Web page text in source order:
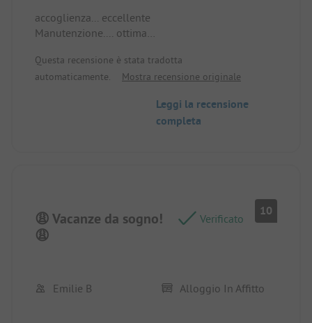
accoglienza... eccellente
Manutenzione.... ottima
Proprietari e personale molto cordiali.
Torneremo, se possibile.
Posto/Tipologia di alloggio: 4 adulti sono molti,
ma gestibile, dato che una tenda non è grande per
Questa recensione è stata tradotta
automaticamente.
Mostra recensione originale
Leggi la recensione
completa
😩 Vacanze da sogno!
😩
Verificato
10
Emilie B Alloggio In Affitto